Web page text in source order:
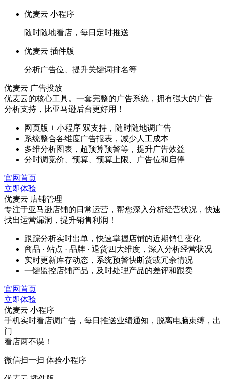
优麦云 小程序
随时随地看店，每日定时推送
优麦云 插件版
分析广告位、提升关键词排名等
优麦云 广告投放
优麦云的核心工具。一套完整的广告系统，拥有强大的广告
分析支持，比亚马逊后台更好用！
网页版 + 小程序 双支持，随时随地调广告
系统整合各维度广告报表，减少人工成本
多维分析图表，超预算预警等，提升广告效益
分时调竞价、预算、预算上限、广告位和启停
官网首页
立即体验
优麦云 店铺管理
专注于亚马逊店铺的日常运营，帮您深入分析经营状况，快速
找出运营漏洞，提升销售利润！
跟踪分析实时出单，快速掌握店铺的近期销售变化
商品 · 站点 · 品牌 · 退货四大维度，深入分析经营状况
实时更新库存动态，系统预警快断货或冗余情况
一键监控店铺产品，及时处理产品的差评和跟卖
官网首页
立即体验
优麦云 小程序
手机实时看店调广告，每日推送业绩通知，脱离电脑束缚，出
门
看店两不误！
微信扫一扫 体验小程序